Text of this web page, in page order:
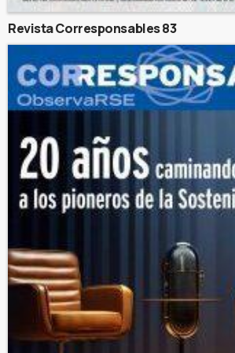
Revista Corresponsables 83